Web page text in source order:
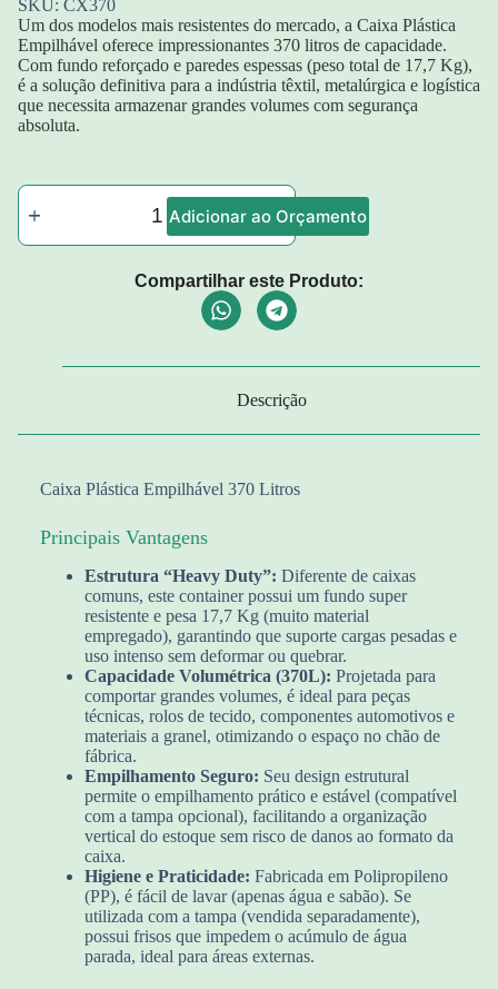
SKU: CX370
Um dos modelos mais resistentes do mercado, a Caixa Plástica
Empilhável oferece impressionantes 370 litros de capacidade.
Com fundo reforçado e paredes espessas (peso total de 17,7 Kg),
é a solução definitiva para a indústria têxtil, metalúrgica e logística
que necessita armazenar grandes volumes com segurança
absoluta.
Adicionar ao Orçamento
Compartilhar este Produto:
Descrição
Caixa Plástica Empilhável 370 Litros
Principais Vantagens
Estrutura “Heavy Duty”: Diferente de caixas
comuns, este container possui um fundo super
resistente e pesa 17,7 Kg (muito material
empregado), garantindo que suporte cargas pesadas e
uso intenso sem deformar ou quebrar.
Capacidade Volumétrica (370L): Projetada para
comportar grandes volumes, é ideal para peças
técnicas, rolos de tecido, componentes automotivos e
materiais a granel, otimizando o espaço no chão de
fábrica.
Empilhamento Seguro: Seu design estrutural
permite o empilhamento prático e estável (compatível
com a tampa opcional), facilitando a organização
vertical do estoque sem risco de danos ao formato da
caixa.
Higiene e Praticidade: Fabricada em Polipropileno
(PP), é fácil de lavar (apenas água e sabão). Se
utilizada com a tampa (vendida separadamente),
possui frisos que impedem o acúmulo de água
parada, ideal para áreas externas.